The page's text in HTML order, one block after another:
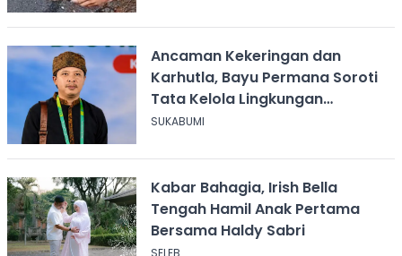
Ancaman Kekeringan dan
Karhutla, Bayu Permana Soroti
Tata Kelola Lingkungan
Sukabumi
SUKABUMI
Kabar Bahagia, Irish Bella
Tengah Hamil Anak Pertama
Bersama Haldy Sabri
SELEB